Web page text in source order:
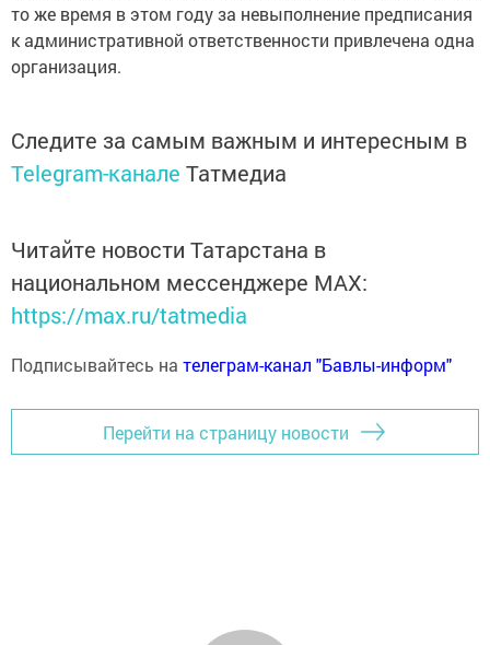
то же время в этом году за невыполнение предписания
к административной ответственности привлечена одна
организация.
Следите за самым важным и интересным в
Telegram-канале Татмедиа
Читайте новости Татарстана в
национальном мессенджере MАХ:
https://max.ru/tatmedia
Подписывайтесь на телеграм-канал "Бавлы-информ"
Перейти на страницу новости